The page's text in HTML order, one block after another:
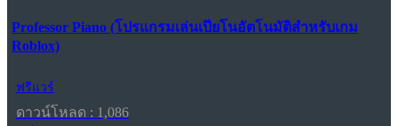
Professor Piano (โปรแกรมเล่นเปียโนอัตโนมัติสำหรับเกม
Roblox)
ฟรีแวร์
ดาวน์โหลด : 1,086